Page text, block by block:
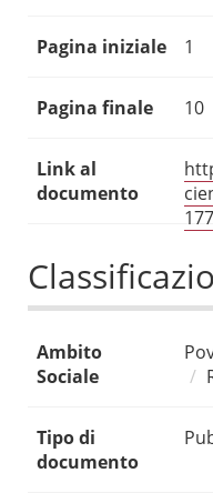
Pagina iniziale 1
Pagina finale 10
Link al
documento
Ambito
Sociale
Tipo di
documento